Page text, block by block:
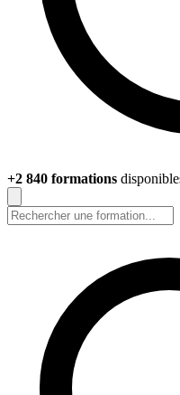
+2 840 formations